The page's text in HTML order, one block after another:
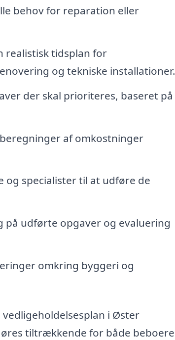
behov for reparation eller
realistisk tidsplan for
og tekniske installationer.
der skal prioriteres, baseret på
af omkostninger
specialister til at udføre de
på udførte opgaver og evaluering
omkring byggeri og
i Øster
tiltrækkende for både beboere